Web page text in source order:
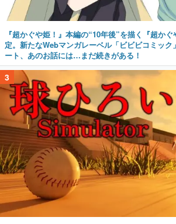
『超かぐや姫！』本編の“10年後”を描く『超か
定。新たなWebマンガレーベル「ビビビコミック
ート、あのお話には…まだ続きがある！
3